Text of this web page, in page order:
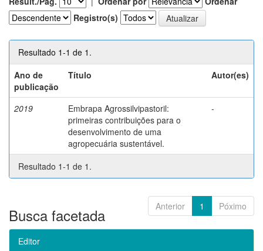
Registro(s)
Resultado 1-1 de 1.
Ano de
publicação
Título Autor(es)
2019
Embrapa Agrossilvipastoril:
primeiras contribuições para o
desenvolvimento de uma
agropecuária sustentável.
-
Resultado 1-1 de 1.
Anterior 1 Póximo
Busca facetada
Editor